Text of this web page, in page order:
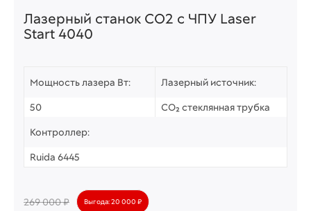
Лазерный станок СО2 c ЧПУ Laser
Start 4040
Мощность лазера Вт:
50
Лазерный источник:
CO₂ стеклянная трубка
Контроллер:
Ruida 6445
269 000 ₽ Выгода: 20 000 ₽